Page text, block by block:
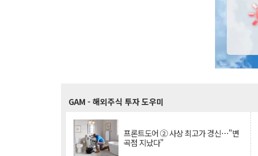
GAM - 해외주식 투자 도우미
프론트도어 ② 사상 최고가 경신…"변
곡점 지났다"